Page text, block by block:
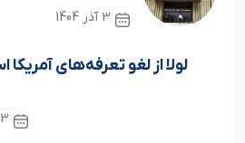
3 آذر 1404
لولا از لغو تعرفه‌های آمریکا
3 آذر 1404